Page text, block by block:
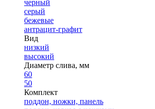
черный
серый
бежевые
антрацит-графит
Вид
низкий
высокий
Диаметр слива, мм
60
50
Комплект
поддон, ножки, панель